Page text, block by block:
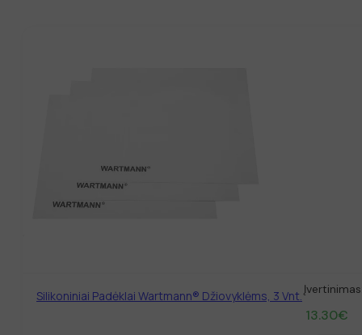
Silikoniniai Padėklai Wartmann® Džiovyklėms, 3 Vnt.
13.30€